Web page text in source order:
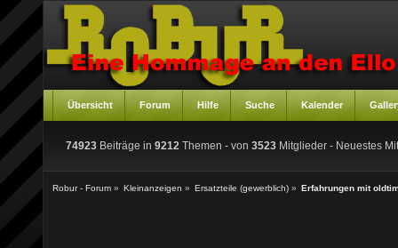
Übersicht Forum Hilfe Suche Kalender
74923 Beiträge in 9212 Themen - von 3523 Mitglieder - Neuestes
Robur - Forum » Kleinanzeigen » Ersatzteile (gewerblich) » Erfahrungen mit